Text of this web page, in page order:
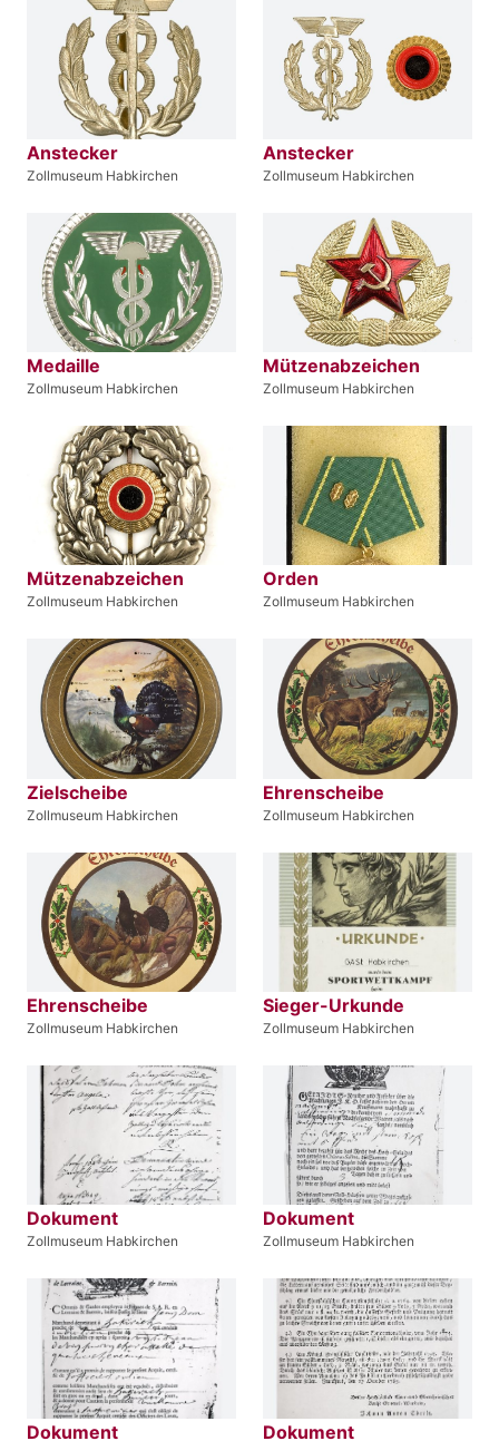
Anstecker
Zollmuseum Habkirchen
Anstecker
Zollmuseum Habkirchen
Medaille
Zollmuseum Habkirchen
Mützenabzeichen
Zollmuseum Habkirchen
Mützenabzeichen
Zollmuseum Habkirchen
Orden
Zollmuseum Habkirchen
Zielscheibe
Zollmuseum Habkirchen
Ehrenscheibe
Zollmuseum Habkirchen
Ehrenscheibe
Zollmuseum Habkirchen
Sieger-Urkunde
Zollmuseum Habkirchen
Dokument
Zollmuseum Habkirchen
Dokument
Zollmuseum Habkirchen
Dokument Dokument